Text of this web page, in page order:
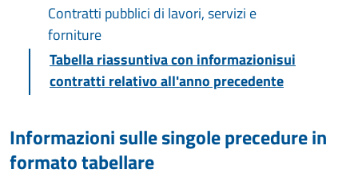
Contratti pubblici di lavori, servizi e
forniture
Tabella riassuntiva con informazionisui
contratti relativo all'anno precedente
Informazioni sulle singole precedure in
formato tabellare